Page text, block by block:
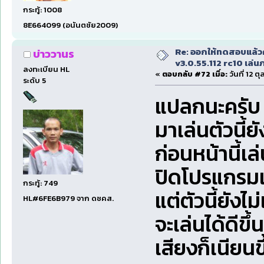
กระทู้: 1008
8E664099 (อนันตชัย2009)
บ่าววานร
ลงทะเบียน HL
ระดับ 5
กระทู้: 749
HL#6FE6B979 จาก ดชคส.
Re: ออกให้ทดสอบแล้
v3.0.55.112 rc10 เล่
« ตอบกลับ #72 เมื่อ: วันที่ 12 ตุ
แปลกนะครับ
มาเล่นตัวนี้
ก่อนหน้านี้เ
ปิดโปรแกรม
แต่ตัวนี้ยังไ
จะเล่นได้ดีขึ้น
เสียงก็เนีย